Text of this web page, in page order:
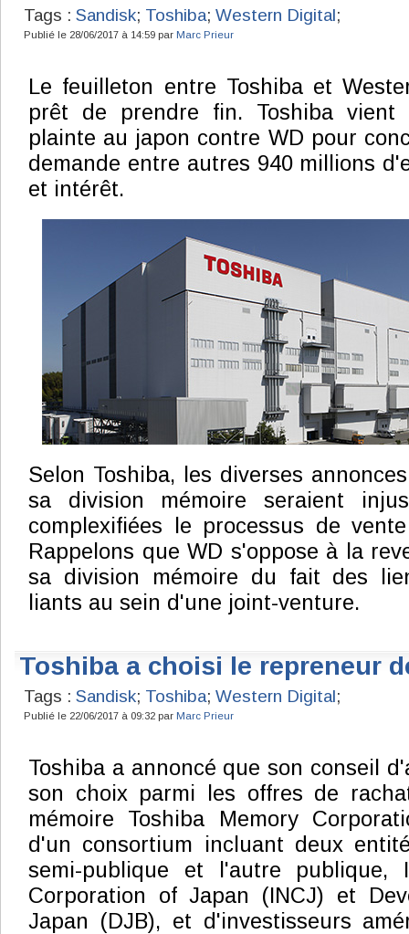
Tags : Sandisk; Toshiba; Western Digital;
Publié le 28/06/2017 à 14:59 par Marc Prieur
Le feuilleton entre Toshiba et
prêt de prendre fin. Toshiba
plainte au japon contre WD pour
demande entre autres 940 millions
et intérêt.
Selon Toshiba, les diverses
sa division mémoire seraient
complexifiées le processus de
Rappelons que WD s'oppose à la
sa division mémoire du fait des
liants au sein d'une joint-venture.
Toshiba a choisi le repreneur
Tags : Sandisk; Toshiba; Western Digital;
Publié le 22/06/2017 à 09:32 par Marc Prieur
Toshiba a annoncé que son conseil
son choix parmi les offres de
mémoire Toshiba Memory
d'un consortium incluant deux
semi-publique et l'autre publique,
Corporation of Japan (INCJ) et
Japan (DJB), et d'investisseurs